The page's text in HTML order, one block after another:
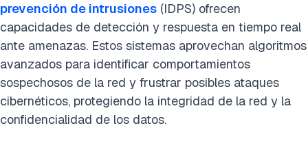
prevención de intrusiones (IDPS) ofrecen
capacidades de detección y respuesta en tiempo real
ante amenazas. Estos sistemas aprovechan algoritmos
avanzados para identificar comportamientos
sospechosos de la red y frustrar posibles ataques
cibernéticos, protegiendo la integridad de la red y la
confidencialidad de los datos.